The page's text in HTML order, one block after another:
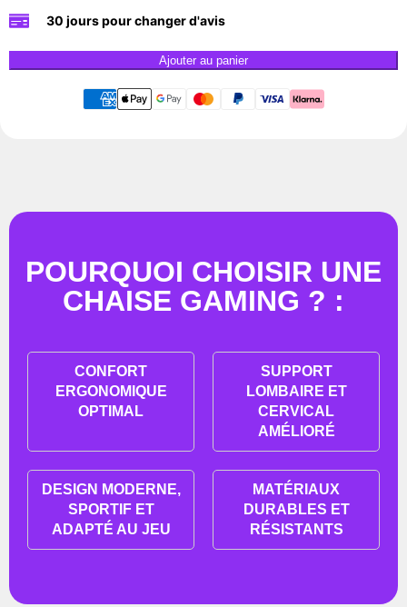
30 jours pour changer d'avis
Ajouter au panier
POURQUOI CHOISIR UNE
CHAISE GAMING ? :
CONFORT
ERGONOMIQUE
OPTIMAL
SUPPORT
LOMBAIRE ET
CERVICAL
AMÉLIORÉ
DESIGN MODERNE,
SPORTIF ET
ADAPTÉ AU JEU
MATÉRIAUX
DURABLES ET
RÉSISTANTS